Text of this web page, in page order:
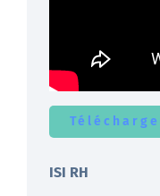
ISI RH